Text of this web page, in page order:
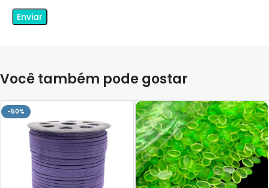
Você também pode gostar
-50%